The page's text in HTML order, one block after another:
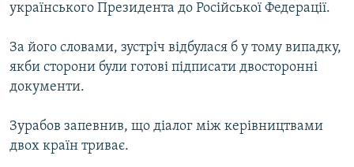
українського Президента до Російської Федерації.
За його словами, зустріч відбулася б у тому випадку,
якби сторони були готові підписати двосторонні
документи.
Зурабов запевнив, що діалог між керівництвами
двох країн триває.